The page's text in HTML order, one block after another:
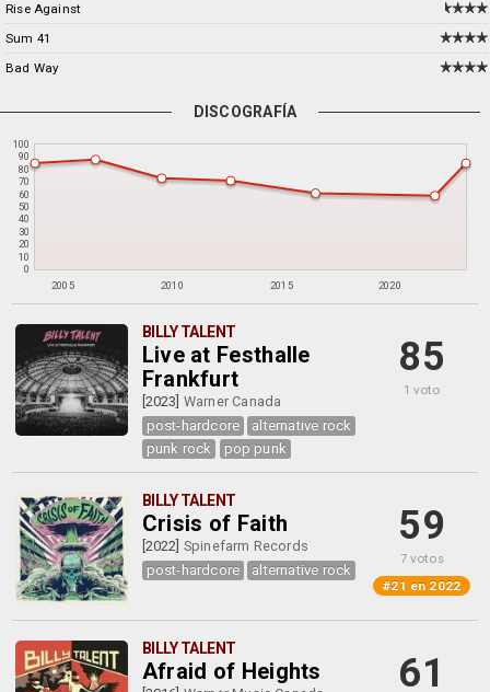
Rise Against
Sum 41
Bad Way
DISCOGRAFÍA
2005 2010 2015 2020
0
10
20
30
40
50
60
70
80
90
100
BILLY TALENT
Live at Festhalle
Frankfurt
[2023] Warner Canada
post-hardcore
alternative rock
punk rock
pop punk
85
1 voto
BILLY TALENT
Crisis of Faith
[2022] Spinefarm Records
post-hardcore
alternative rock
59
7 votos
#21 en 2022
BILLY TALENT
Afraid of Heights 61